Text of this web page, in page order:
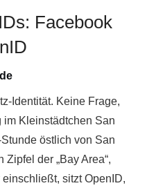
Facebook
Identität. Keine Frage,
im Kleinstädtchen San
östlich von San
der „Bay Area“,
sitzt OpenID,